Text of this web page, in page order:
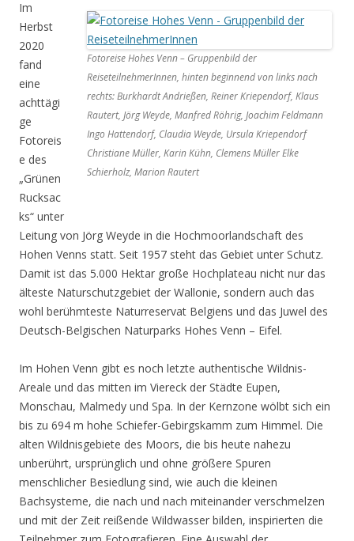
Fotoreise Hohes Venn – Gruppenbild der
ReiseteilnehmerInnen, hinten beginnend von links nach
rechts: Burkhardt Andrießen, Reiner Kriependorf, Klaus
Rautert, Jörg Weyde, Manfred Röhrig, Joachim Feldmann
Ingo Hattendorf, Claudia Weyde, Ursula Kriependorf
Christiane Müller, Karin Kühn, Clemens Müller Elke
Schierholz, Marion Rautert
Im
Herbst
2020
fand
eine
achttägi
ge
Fotoreis
e des
„Grünen
Rucksac
ks“ unter
Leitung von Jörg Weyde in die Hochmoorlandschaft des
Hohen Venns statt. Seit 1957 steht das Gebiet unter Schutz.
Damit ist das 5.000 Hektar große Hochplateau nicht nur das
älteste Naturschutzgebiet der Wallonie, sondern auch das
wohl berühmteste Naturreservat Belgiens und das Juwel des
Deutsch-Belgischen Naturparks Hohes Venn – Eifel.
Im Hohen Venn gibt es noch letzte authentische Wildnis-
Areale und das mitten im Viereck der Städte Eupen,
Monschau, Malmedy und Spa. In der Kernzone wölbt sich ein
bis zu 694 m hohe Schiefer-Gebirgskamm zum Himmel. Die
alten Wildnisgebiete des Moors, die bis heute nahezu
unberührt, ursprünglich und ohne größere Spuren
menschlicher Besiedlung sind, wie auch die kleinen
Bachsysteme, die nach und nach miteinander verschmelzen
und mit der Zeit reißende Wildwasser bilden, inspirierten die